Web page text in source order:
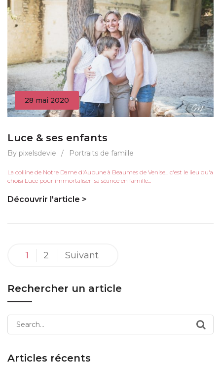
28 mai 2020
Luce & ses enfants
By pixelsdevie / Portraits de famille
La colline de Notre Dame d'Aubune à Beaumes de Venise... c'est le lieu qu'a
choisi Luce pour immortaliser sa séance en famille...
Découvrir l'article >
Pagination
1 2 Suivant
Rechercher un article
Search
for:
Articles récents